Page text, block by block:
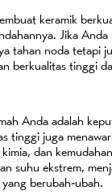
keramik
Jika
tahan noda tetapi
berkualitas tinggi
Anda adalah
tinggi juga
dan
suhu ekstrem,
berubah-ubah.